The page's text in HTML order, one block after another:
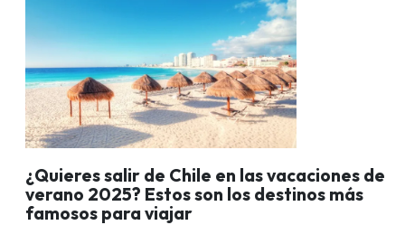
¿Quieres salir de Chile en las vacaciones de
verano 2025? Estos son los destinos más
famosos para viajar